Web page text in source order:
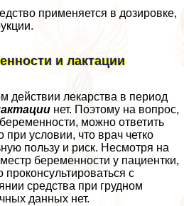
применяется в дозировке,
и лактации
действии лекарства в период
нет. Поэтому на вопрос,
можно ответить
при условии, что врач четко
пользу и риск. Несмотря на
беременности у пациентки,
с
средства при грудном
данных нет.